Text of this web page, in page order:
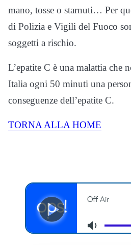
mano, tosse o starnuti… Per
di Polizia e Vigili del Fuoco
soggetti a rischio.
L’epatite C è una malattia che
Italia ogni 50 minuti una
conseguenze dell’epatite C.
TORNA ALLA HOME